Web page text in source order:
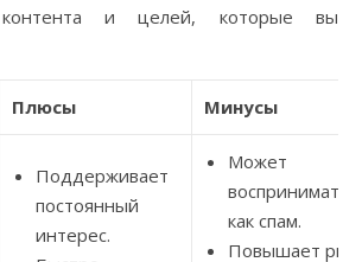
и целей, которые вы
Плюсы Минусы
Поддерживает
постоянный
интерес.
Может
как спам.
Повышает риск